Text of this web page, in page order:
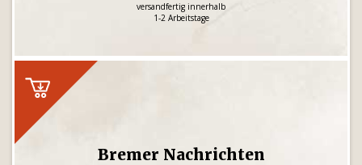
versandfertig innerhalb
1-2 Arbeitstage
Bremer Nachrichten